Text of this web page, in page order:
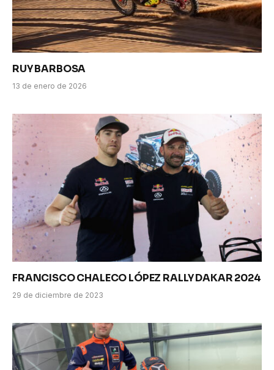
RUY BARBOSA
13 de enero de 2026
FRANCISCO CHALECO LÓPEZ RALLY DAKAR 2024
29 de diciembre de 2023